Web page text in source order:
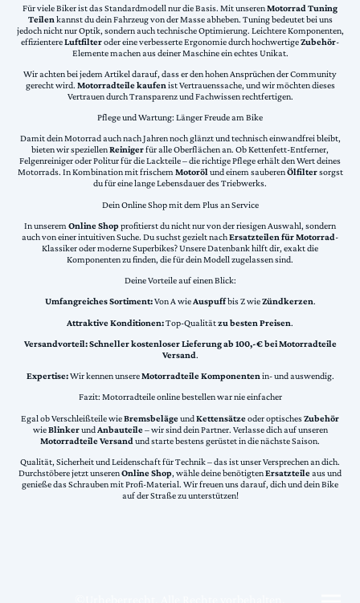
Für viele Biker ist das Standardmodell nur die Basis. Mit unserenMotorrad Tuning
Teilen kannst du dein Fahrzeug von der Masse abheben. Tuning bedeutet bei uns
jedoch nicht nur Optik, sondern auch technische Optimierung. Leichtere Komponenten,
effizientereLuftfilteroder eine verbesserte Ergonomie durch hochwertigeZubehör-
Elemente machen aus deiner Maschine ein echtes Unikat.
Wir achten bei jedem Artikel darauf, dass er den hohen Ansprüchen der Community
gerecht wird. Motorradteile kaufen ist Vertrauenssache, und wir möchten dieses
Vertrauen durch Transparenz und Fachwissen rechtfertigen.
Pflege und Wartung: Länger Freude am Bike
Damit dein Motorrad auch nach Jahren noch glänzt und technisch einwandfrei bleibt,
bieten wir speziellenReinigerfür alle Oberflächen an. Ob Kettenfett-Entferner,
Felgenreiniger oder Politur für die Lackteile – die richtige Pflege erhält den Wert deines
Motorrads. In Kombination mit frischemMotorölund einem sauberenÖlfiltersorgst
du für eine lange Lebensdauer des Triebwerks.
Dein Online Shop mit dem Plus an Service
In unserem Online Shopprofitierst du nicht nur von der riesigen Auswahl, sondern
auch von einer intuitiven Suche. Du suchst gezielt nachErsatzteilen für Motorrad-
Klassiker oder moderne Superbikes? Unsere Datenbank hilft dir, exakt die
Komponenten zu finden, die für dein Modell zugelassen sind.
Deine Vorteile auf einen Blick:
Umfangreiches Sortiment:Von A wieAuspuffbis Z wieZündkerzen.
Attraktive Konditionen:Top-Qualitätzu besten Preisen.
Versandvorteil:Schneller kostenloser Lieferung ab 100,-€ bei Motorradteile
Versand.
Expertise:Wir kennen unsereMotorradteile Komponentenin- und auswendig.
Fazit: Motorradteile online bestellen war nie einfacher
Egal ob Verschleißteile wieBremsbelägeundKettensätzeoder optischesZubehör
wieBlinkerundAnbauteile– wir sind dein Partner. Verlasse dich auf unseren
Motorradteile Versand und starte bestens gerüstet in die nächste Saison.
Qualität, Sicherheit und Leidenschaft für Technik – das ist unser Versprechen an dich.
Durchstöbere jetzt unserenOnline Shop, wähle deine benötigtenErsatzteileaus und
genieße das Schrauben mit Profi-Material. Wir freuen uns darauf, dich und dein Bike
auf der Straße zu unterstützen!